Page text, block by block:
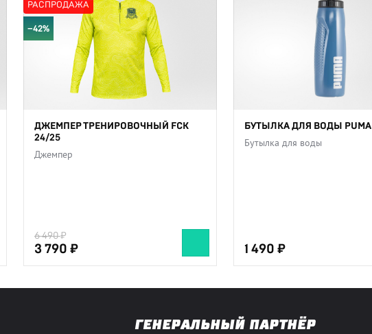
РАСПРОДАЖА
−42%
ДЖЕМПЕР ТРЕНИРОВОЧНЫЙ FCK
24/25
Джемпер
6 490
3 790
БУТЫЛКА ДЛЯ ВОДЫ PUMA
Бутылка для воды
1 490
ГЕНЕРАЛЬНЫЙ ПАРТНЁР